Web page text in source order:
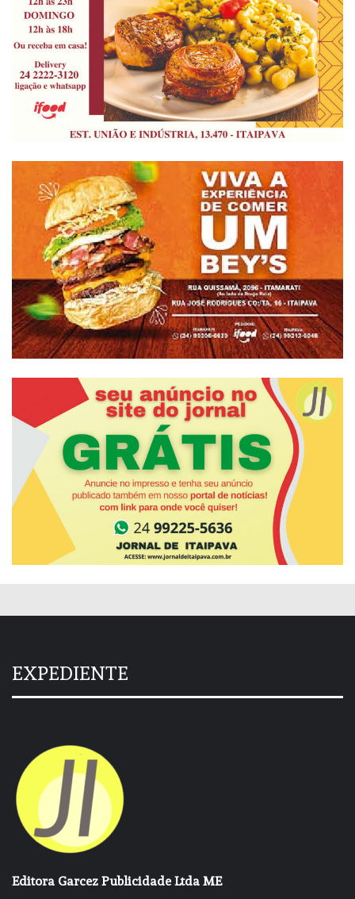
EXPEDIENTE
Editora Garcez Publicidade Ltda ME